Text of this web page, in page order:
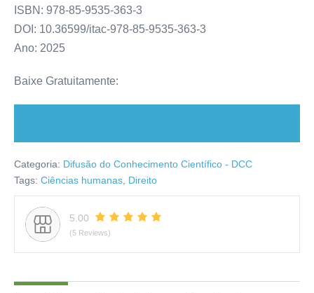
ISBN: 978-85-9535-363-3
DOI: 10.36599/itac-978-85-9535-363-3
Ano: 2025
Baixe Gratuitamente:
Categoria: Difusão do Conhecimento Científico - DCC
Tags: Ciências humanas, Direito
5.00
(5 Reviews)